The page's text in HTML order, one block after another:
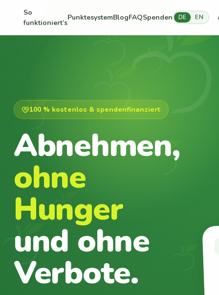
So
funktioniert’s
PunktesystemBlogFAQSpenden DE EN
100 % kostenlos & spendenfinanziert
Abnehmen,
ohne
Hunger
und ohne
Verbote.